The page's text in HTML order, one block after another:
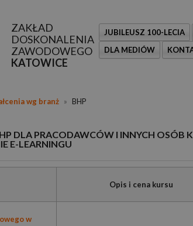
ZAKŁAD
DOSKONALENIA
ZAWODOWEGO
KATOWICE
JUBILEUSZ 100-LECIA
DLA MEDIÓW
wg branż » BHP
DLA PRACODAWCÓW I INNYCH OSÓB
E-LEARNINGU
Opis i cena kursu
w